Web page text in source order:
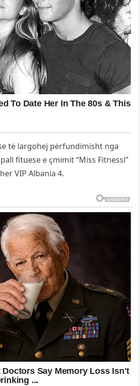
të largohej përfundimisht nga
fituese e çmimit “Miss Fitnessi”
VIP Albania 4.